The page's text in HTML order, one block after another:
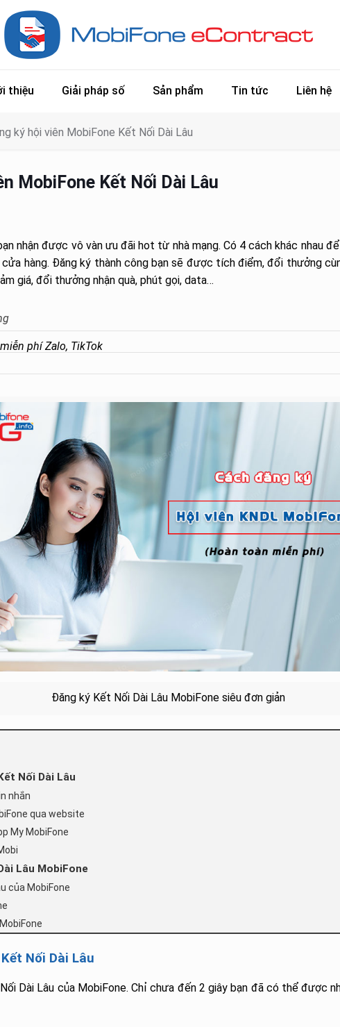
thiệu Giải pháp số Sản phẩm Tin tức Liên hệ
ký hội viên MobiFone Kết Nối Dài Lâu
MobiFone Kết Nối Dài Lâu
nhận được vô vàn ưu đãi hot từ nhà mạng. Có 4 cách khác nhau
hàng. Đăng ký thành công bạn sẽ được tích điểm, đổi thưởng
giá, đổi thưởng nhận quà, phút gọi, data…
phí Zalo, TikTok
Đăng ký Kết Nối Dài Lâu MobiFone siêu đơn giản
Nối Dài Lâu
nhắn
qua website
My MobiFone
Lâu MobiFone
của MobiFone
Nối Dài Lâu
Dài Lâu của MobiFone. Chỉ chưa đến 2 giây bạn đã có thể được